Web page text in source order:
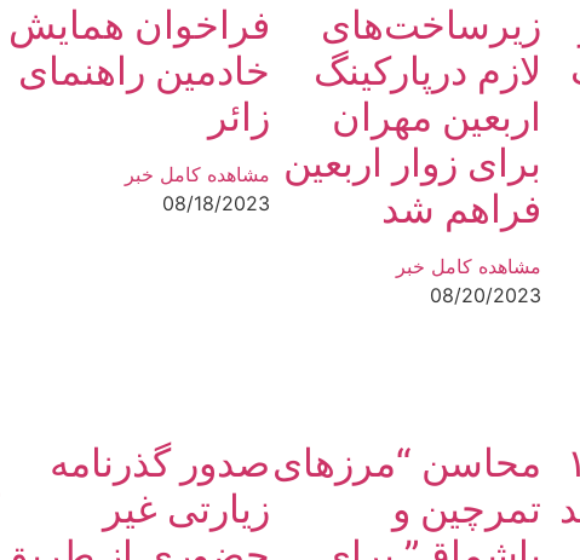
زیرساخت‌های
لازم درپارکینگ
اربعین مهران
برای زوار اربعین
فراهم شد
مشاهده کامل خبر
08/20/2023
فراخوان همایش
خادمین راهنمای
زائر
مشاهده کامل خبر
08/18/2023
محاسن “مرزهای
تمرچین و
صدور گذرنامه
زیارتی غیر